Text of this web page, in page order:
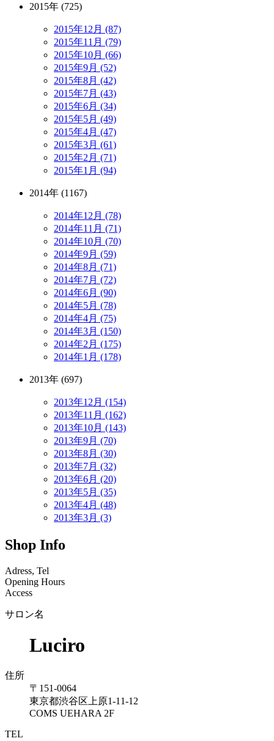
2015年 (725)
2015年12月 (87)
2015年11月 (79)
2015年10月 (66)
2015年9月 (52)
2015年8月 (42)
2015年7月 (43)
2015年6月 (34)
2015年5月 (49)
2015年4月 (47)
2015年3月 (61)
2015年2月 (71)
2015年1月 (94)
2014年 (1167)
2014年12月 (78)
2014年11月 (71)
2014年10月 (70)
2014年9月 (59)
2014年8月 (71)
2014年7月 (72)
2014年6月 (90)
2014年5月 (78)
2014年4月 (75)
2014年3月 (150)
2014年2月 (175)
2014年1月 (178)
2013年 (697)
2013年12月 (154)
2013年11月 (162)
2013年10月 (143)
2013年9月 (70)
2013年8月 (30)
2013年7月 (32)
2013年6月 (20)
2013年5月 (35)
2013年4月 (48)
2013年3月 (3)
Shop Info
Adress, Tel
Opening Hours
Access
サロン名
Luciro
住所
〒151-0064
東京都渋谷区上原1-11-12
COMS UEHARA 2F
TEL